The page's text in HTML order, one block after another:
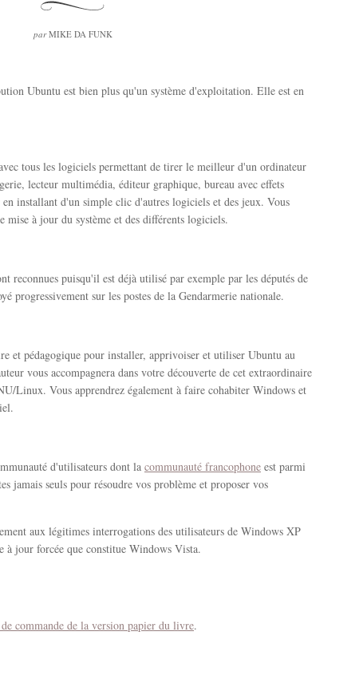
parMIKE DA FUNK
Ubuntu est bien plus qu'un système d'exploitation. Elle est en
tous les logiciels permettant de tirer le meilleur d'un ordinateur
lecteur multimédia, éditeur graphique, bureau avec effets
installant d'un simple clic d'autres logiciels et des jeux. Vous
mise à jour du système et des différents logiciels.
reconnues puisqu'il est déjà utilisé par exemple par les députés de
progressivement sur les postes de la Gendarmerie nationale.
et pédagogique pour installer, apprivoiser et utiliser Ubuntu au
vous accompagnera dans votre découverte de cet extraordinaire
Linux. Vous apprendrez également à faire cohabiter Windows et
d'utilisateurs dont la communauté francophone est parmi
jamais seuls pour résoudre vos problème et proposer vos
aux légitimes interrogations des utilisateurs de Windows XP
à jour forcée que constitue Windows Vista.
commande de la version papier du livre.